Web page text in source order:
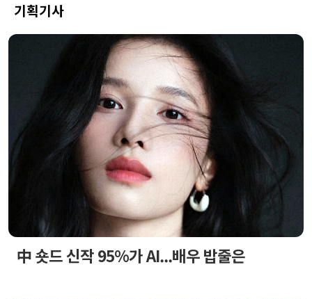
기획기사
中 숏드 신작 95%가 AI...배우 밥줄은